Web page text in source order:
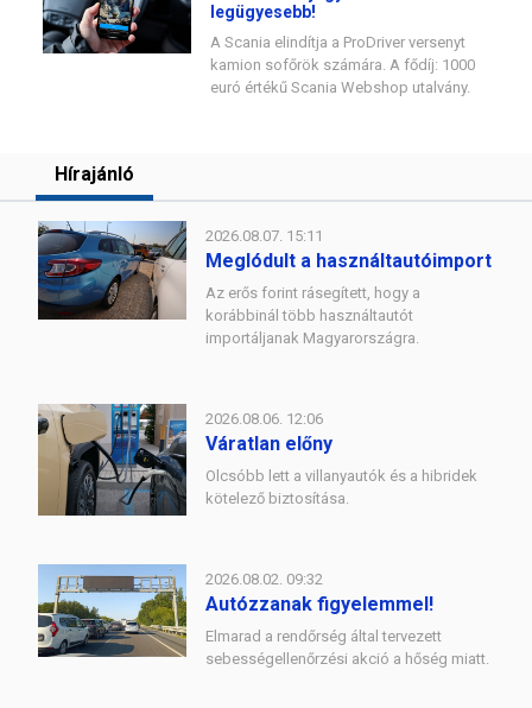
legügyesebb!
A Scania elindítja a ProDriver versenyt
kamion sofőrök számára. A fődíj: 1000
euró értékű Scania Webshop utalvány.
Hírajánló
2026.08.07. 15:11
Meglódult a használtautóimport
Az erős forint rásegített, hogy a
korábbinál több használtautót
importáljanak Magyarországra.
2026.08.06. 12:06
Váratlan előny
Olcsóbb lett a villanyautók és a hibridek
kötelező biztosítása.
2026.08.02. 09:32
Autózzanak figyelemmel!
Elmarad a rendőrség által tervezett
sebességellenőrzési akció a hőség miatt.